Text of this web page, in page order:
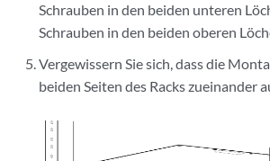
Schrauben in den beiden unteren
Schrauben in den beiden oberen
Vergewissern Sie sich, dass die
beiden Seiten des Racks zueinander